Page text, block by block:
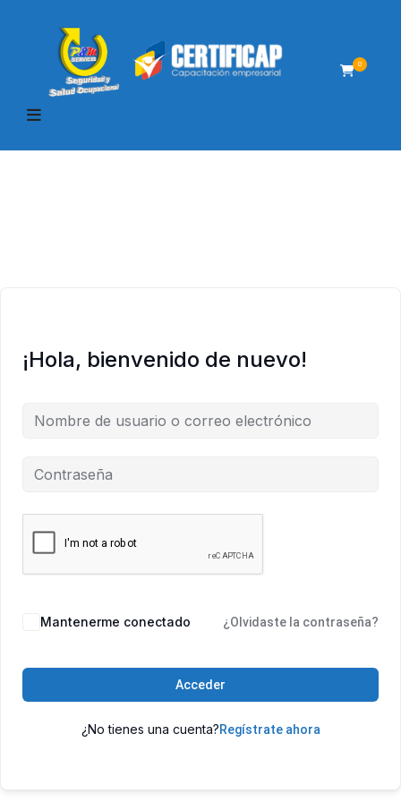
0
¡Hola, bienvenido de nuevo!
Mantenerme conectado ¿Olvidaste la contraseña?
Acceder
¿No tienes una cuenta?Regístrate ahora